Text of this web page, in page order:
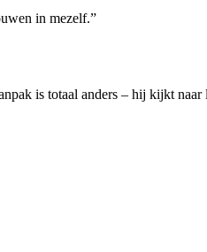
in mezelf.”
is totaal anders – hij kijkt naar